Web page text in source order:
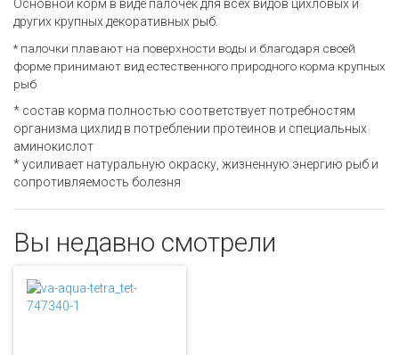
Основной корм в виде палочек для всех видов цихловых и
других крупных декоративных рыб.
* палочки плавают на поверхности воды и благодаря своей
форме принимают вид естественного природного корма крупных
рыб
* состав корма полностью соответствует потребностям
организма цихлид в потреблении протеинов и специальных
аминокислот
* усиливает натуральную окраску, жизненную энергию рыб и
сопротивляемость болезня
Вы недавно смотрели